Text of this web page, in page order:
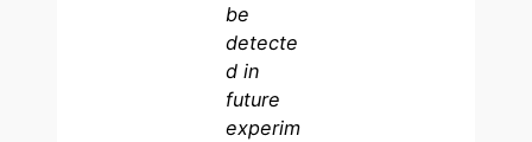
be
detecte
d in
future
experim